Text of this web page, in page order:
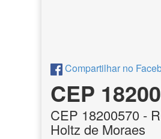
Compartilhar no
CEP
CEP 18200570 -
Holtz de Moraes